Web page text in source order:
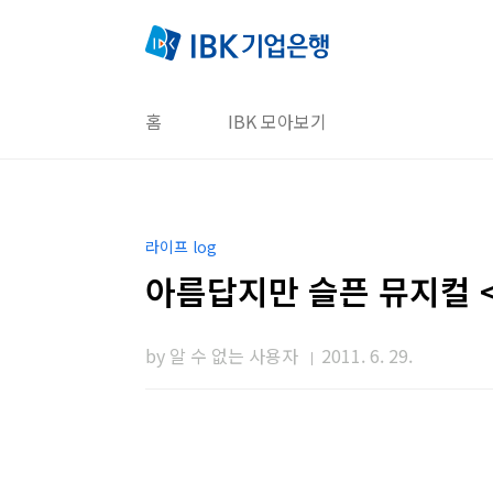
홈 IBK 모아보기
라이프 log
아름답지만 슬픈 뮤지컬
by 알 수 없는 사용자 2011. 6. 29.